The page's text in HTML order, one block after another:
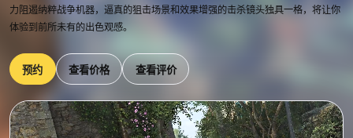
力阻遏纳粹战争机器，逼真的狙击场景和效果增强的击杀镜头独具一格，将让你
体验到前所未有的出色观感。
预约 查看价格
查看评价